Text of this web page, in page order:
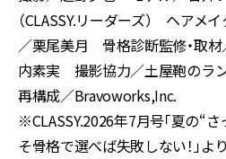
（CLASSY.リーダーズ） ヘア
／栗尾美月 骨格診断監修・取
内素実 撮影協力／土屋鞄のラ
再構成／Bravoworks,Inc.
※CLASSY.2026年7月号「夏の“
そ骨格で選べば失敗しない！」より